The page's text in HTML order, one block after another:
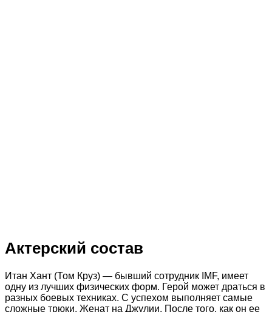
Актерский состав
Итан Хант (Том Круз) — бывший сотрудник IMF, имеет
одну из лучших физических форм. Герой может драться в
разных боевых техниках. С успехом выполняет самые
сложные трюки. Женат на Джулии. После того, как он ее